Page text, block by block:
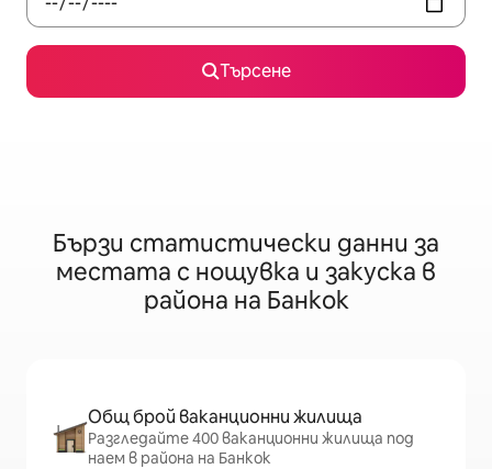
Търсене
Бързи статистически данни за
местата с нощувка и закуска в
района на Банкок
Общ брой ваканционни жилища
Разгледайте 400 ваканционни жилища под
наем в района на Банкок